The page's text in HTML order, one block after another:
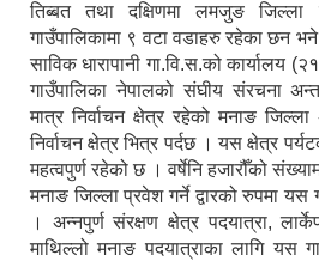
तिब्बत तथा दक्षिणमा लमजुङ
गाउँपालिकामा ९ वटा वडाहरु रहेका छन
साविक धारापानी गा.वि.स.को कार्यालय
गाउँपालिका नेपालको संघीय संरचना
मात्र निर्वाचन क्षेत्र रहेको मनाङ
निर्वाचन क्षेत्र भित्र पर्दछ । यस क्षेत्र
महत्वपुर्ण रहेको छ । वर्षेनि हजारौँको
मनाङ जिल्ला प्रवेश गर्ने द्वारको रुपमा
। अन्नपुर्ण संरक्षण क्षेत्र पदयात्रा,
माथिल्लो मनाङ पदयात्राका लागि यस